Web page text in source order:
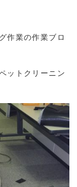
作業の作業ブロ
ットクリーニン